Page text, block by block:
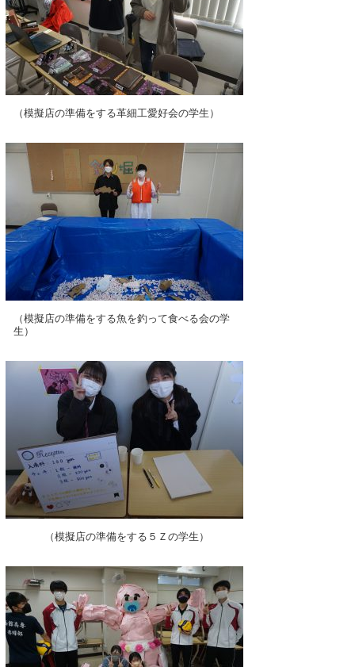
（模擬店の準備をする革細工愛好会の学生）
（模擬店の準備をする魚を釣って食べる会の学
生）
（模擬店の準備をする５Ｚの学生）